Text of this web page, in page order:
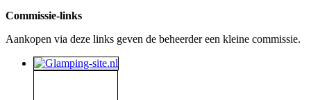
Commissie-links
Aankopen via deze links geven de beheerder een kleine commissie.